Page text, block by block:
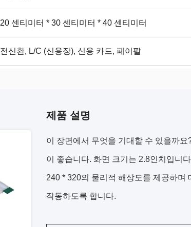
20 센티미터 * 30 센티미터 * 40 센티미터
전신환, L/C (신용장), 신용 카드, 페이팔
제품 설명
이 장면에서 무엇을 기대할 수 있을까
이 좋습니다. 화면 크기는 2.8인치입니
240 * 320의 물리적 해상도를 제공하며
작동하도록 합니다.